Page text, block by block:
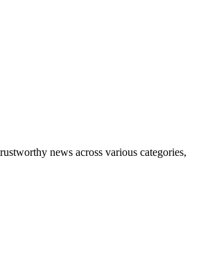
news across various categories,